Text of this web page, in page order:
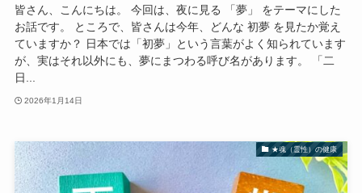
皆さん、こんにちは。 今回は、夜に見る 「夢」 をテーマにした
お話です。 ところで、皆さんは今年、どんな 初夢 を見たか覚え
ていますか？ 日本では「初夢」という言葉がよく知られています
が、実はそれ以外にも、夢にまつわる呼び名があります。 「二
日...
2026年1月14日
★魂（霊性）の健康